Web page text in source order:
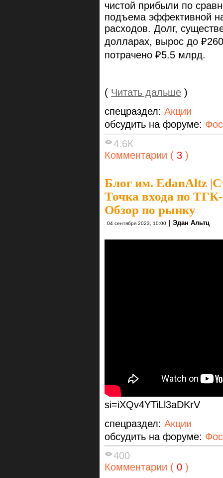
чистой прибыли по
подъема эффективной
расходов. Долг,
долларах, вырос до
потрачено ₽5.5 млрд.
( Читать дальше )
спецраздел: Акции
обсудить на форуме:
4.6К
Комментарии ( 3 )
Блог им. EdanAltz |
Точка входа по
Обзор по рынку
04 сентября 2023, 10:00 | Эдан Альтц
si=iXQv4YTiLl3aDKrV
спецраздел: Акции
обсудить на форуме:
400
Комментарии ( 0 )